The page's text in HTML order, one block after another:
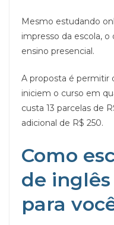
Mesmo estudando
impresso da escola,
ensino presencial.
A proposta é permitir
iniciem o curso em
custa 13 parcelas de
adicional de R$ 250.
Como
de
para